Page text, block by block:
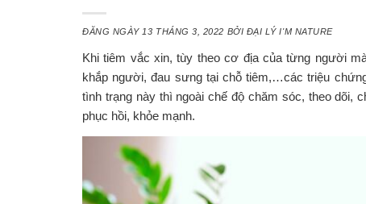
ĐĂNG NGÀY 13 THÁNG 3, 2022 BỞI ĐẠI LÝ I'M NATURE
Khi tiêm vắc xin, tùy theo cơ địa của từng người
khắp người, đau sưng tại chỗ tiêm,…các triệu
tình trạng này thì ngoài chế độ chăm sóc, theo dõi,
phục hồi, khỏe mạnh.